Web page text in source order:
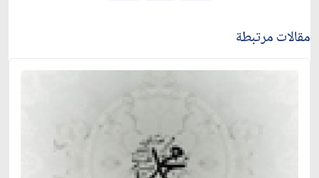
مقالات مرتبطة